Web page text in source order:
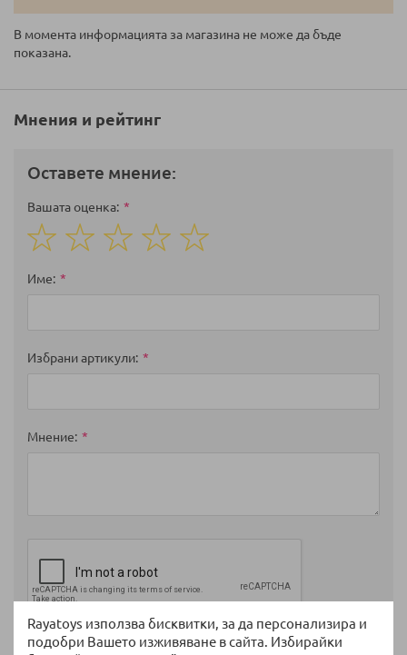
Rayatoys използва бисквитки, за да персонализира и
подобри Вашето изживяване в сайта. Избирайки
В момента информацията за магазина не може да бъде
показана.
Мнения и рейтинг
Оставете мнение:
Вашата оценка
star
stars
stars
stars
stars
Име
Избрани артикули
Мнение
Изпратете